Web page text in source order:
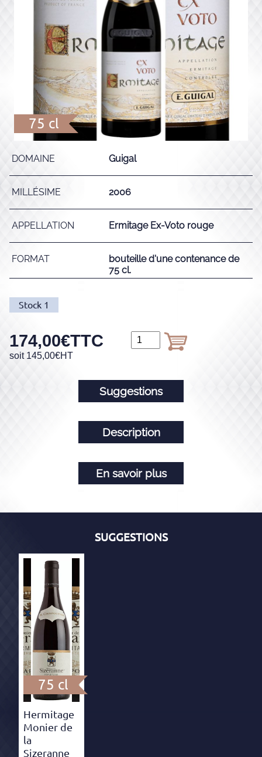
75 cl
DOMAINE Guigal
MILLÉSIME 2006
APPELLATION Ermitage Ex-Voto rouge
FORMAT
bouteille d'une contenance de
75 cl.
Stock 1
174,00€TTC
soit 145,00€HT
Suggestions
Description
En savoir plus
SUGGESTIONS
75 cl
Hermitage
Monier de
la
Sizeranne